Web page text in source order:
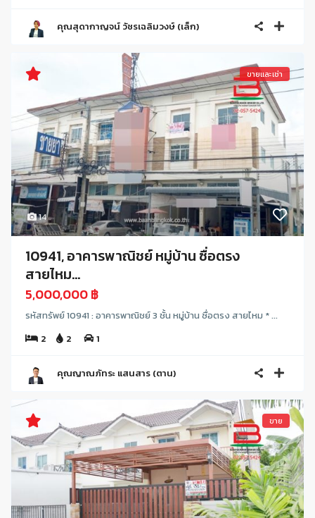
คุณสุดากาญจน์ วัชรเฉลิมวงษ์ (เล็ก)
14
ขายและเช่า
10941, อาคารพาณิชย์ หมู่บ้าน ซื่อตรง
สายไหม...
5,000,000 ฿
รหัสทรัพย์ 10941 : อาคารพาณิชย์ 3 ชั้น หมู่บ้าน ซื่อตรง สายไหม * ...
2
2 1
คุณญาณภัทระ แสนสาร (ตาน)
ขาย